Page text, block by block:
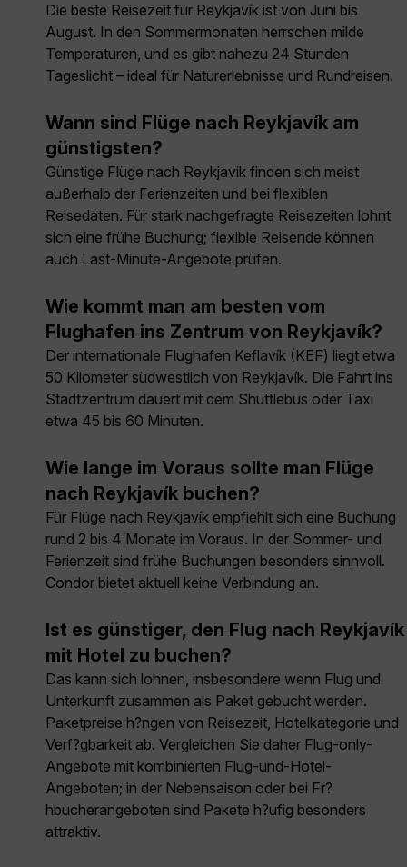
Die beste Reisezeit für Reykjavík ist von Juni bis
August. In den Sommermonaten herrschen milde
Temperaturen, und es gibt nahezu 24 Stunden
Tageslicht – ideal für Naturerlebnisse und Rundreisen.
Wann sind Flüge nach Reykjavík am
günstigsten?
Günstige Flüge nach Reykjavik finden sich meist
außerhalb der Ferienzeiten und bei flexiblen
Reisedaten. Für stark nachgefragte Reisezeiten lohnt
sich eine frühe Buchung; flexible Reisende können
auch Last-Minute-Angebote prüfen.
Wie kommt man am besten vom
Flughafen ins Zentrum von Reykjavík?
Der internationale Flughafen Keflavík (KEF) liegt etwa
50 Kilometer südwestlich von Reykjavík. Die Fahrt ins
Stadtzentrum dauert mit dem Shuttlebus oder Taxi
etwa 45 bis 60 Minuten.
Wie lange im Voraus sollte man Flüge
nach Reykjavík buchen?
Für Flüge nach Reykjavík empfiehlt sich eine Buchung
rund 2 bis 4 Monate im Voraus. In der Sommer- und
Ferienzeit sind frühe Buchungen besonders sinnvoll.
Condor bietet aktuell keine Verbindung an.
Ist es günstiger, den Flug nach Reykjavík
mit Hotel zu buchen?
Das kann sich lohnen, insbesondere wenn Flug und
Unterkunft zusammen als Paket gebucht werden.
Paketpreise h?ngen von Reisezeit, Hotelkategorie und
Verf?gbarkeit ab. Vergleichen Sie daher Flug-only-
Angebote mit kombinierten Flug-und-Hotel-
Angeboten; in der Nebensaison oder bei Fr?
hbucherangeboten sind Pakete h?ufig besonders
attraktiv.